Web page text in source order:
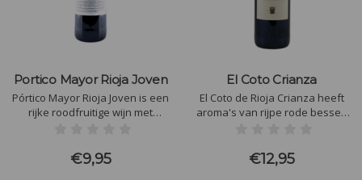
Portico Mayor Rioja Joven
Pórtico Mayor Rioja Joven is een
rijke roodfruitige wijn met
zuurgraad maken deze rode
wijn gastronomisch breed
€9,95
El Coto Crianza
El Coto de Rioja Crianza heeft
aroma's van rijpe rode bessen
veelzijdige wijn, gerijpt op
Amerikaanse eikenhouten
€12,95